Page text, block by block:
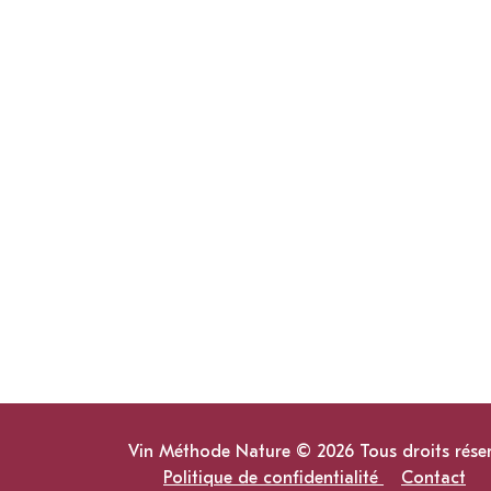
Vin Méthode Nature © 2026 Tous droits
Politique de confidentialité
Contact